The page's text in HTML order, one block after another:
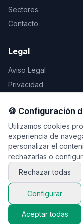
Sectores
Contacto
Legal
Aviso Legal
Privacidad
© 2026 Vente de
🍪 Configuración
Utilizamos cookies
experiencia de
personalizar el
rechazarlas o
Rechazar todas
Configurar
Aceptar todas